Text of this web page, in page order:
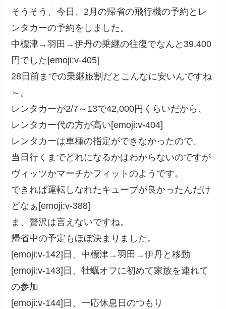
そうそう、今日、2月の帰省の飛行機の予約とレ
ンタカーの予約をしました。
中標津→羽田→伊丹の乗継の往復でなんと39,400
円でした[emoji:v-405]
28日前までの乗継旅割だとこんなに安いんですね
～。
レンタカーが2/7～13で42,000円くらいだから、
レンタカー代の方が高い[emoji:v-404]
レンタカーは車種の指定ができなかったので、
当日行くまでどれになるかはわからないのですが
ヴィッツかマーチかフィットのようです。
できれば運転しなれたキューブが良かったんだけ
どなぁ[emoji:v-388]
ま、贅沢は言えないですね。
帰省中の予定もほぼ決まりました。
[emoji:v-142]日、中標津→羽田→伊丹と移動
[emoji:v-143]日、牡蠣オフに初めて家族を連れて
の参加
[emoji:v-144]日、一応休息日のつもり